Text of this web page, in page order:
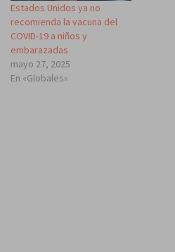
Estados Unidos ya no
recomienda la vacuna del
COVID-19 a niños y
embarazadas
mayo 27, 2025
En «Globales»